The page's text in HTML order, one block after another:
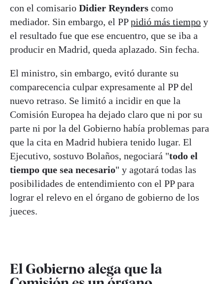
con el comisario Didier Reynders como
mediador. Sin embargo, el PPpidió más tiempo y
el resultado fue que ese encuentro, que se iba a
producir en Madrid, queda aplazado. Sin fecha.
El ministro, sin embargo, evitó durante su
comparecencia culpar expresamente al PP del
nuevo retraso. Se limitó a incidir en que la
Comisión Europea ha dejado claro que ni por su
parte ni por la del Gobierno había problemas para
que la cita en Madrid hubiera tenido lugar. El
Ejecutivo, sostuvo Bolaños, negociará "todo el
tiempo que sea necesario" y agotará todas las
posibilidades de entendimiento con el PP para
lograr el relevo en el órgano de gobierno de los
jueces.
El Gobierno alega que la